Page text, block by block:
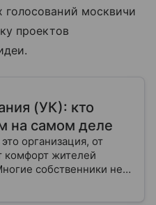
москвичи
проектов
(УК): кто
на самом деле
организация, от
комфорт жителей
собственники не
услуги УК